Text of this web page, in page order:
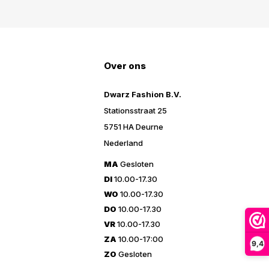
9,4
Over ons
Dwarz Fashion B.V.
Stationsstraat 25
5751 HA Deurne
Nederland
MA Gesloten
DI10.00-17.30
WO 10.00-17.30
DO 10.00-17.30
VR10.00-17.30
ZA 10.00-17:00
ZO Gesloten